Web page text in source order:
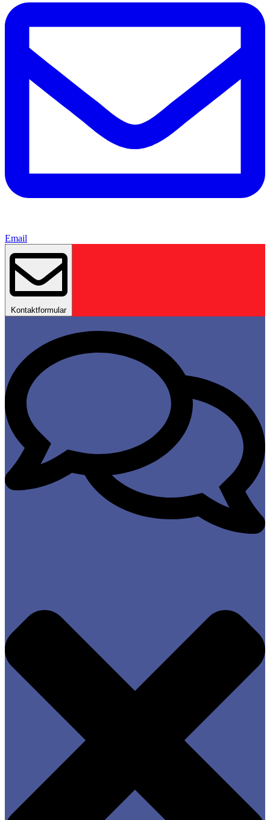
Email
Kontaktformular